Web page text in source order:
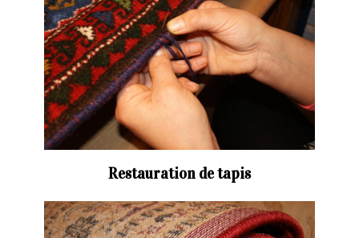
Restauration de tapis